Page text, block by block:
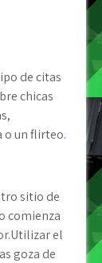
de citas
chicas
o un flirteo.
sitio de
comienza
el
goza de